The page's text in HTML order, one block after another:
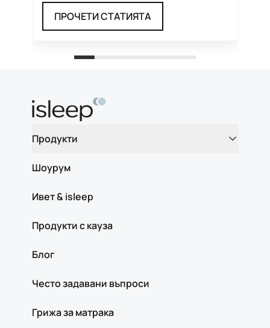
ПРОЧЕТИ СТАТИЯТА
Продукти
Шоурум
Ивет & isleep
Продукти с кауза
Блог
Често задавани въпроси
Грижа за матрака